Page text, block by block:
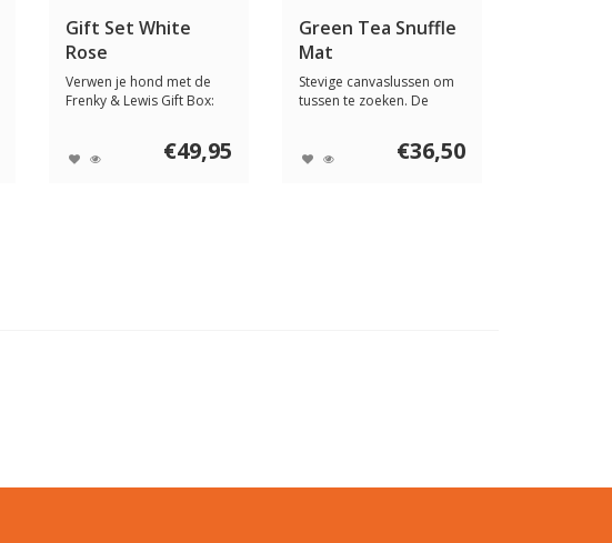
Gift Set White
Rose
Verwen je hond met de
Frenky & Lewis Gift Box:
€49,95
Green Tea Snuffle
Mat
Stevige canvaslussen om
tussen te zoeken. De
€36,50